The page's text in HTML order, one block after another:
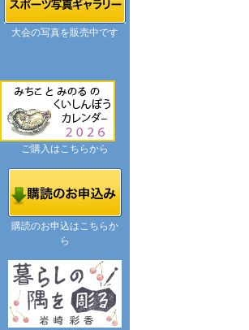
大会の写真を販売中です
ご購入はこちらから
購読のお申込はこちらか
ら